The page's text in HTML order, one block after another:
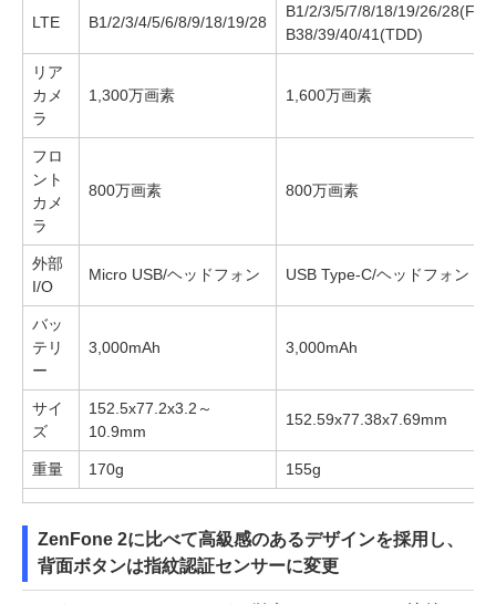
LTE B1/2/3/4/5/6/8/9/18/19/28
B1/2/3/5/7/8/18/19/26/
B38/39/40/41(TDD)
リア
カメ
ラ
1,300万画素 1,600万画素
フロ
ント
カメ
ラ
800万画素 800万画素
外部
I/O
Micro USB/ヘッドフォン USB Type-C/ヘッドフォン
バッ
テリ
ー
3,000mAh 3,000mAh
サイ
ズ
152.5x77.2x3.2～
10.9mm
152.59x77.38x7.69mm
重量 170g 155g
ZenFone 2に比べて高級感のあるデザインを採用し、
背面ボタンは指紋認証センサーに変更